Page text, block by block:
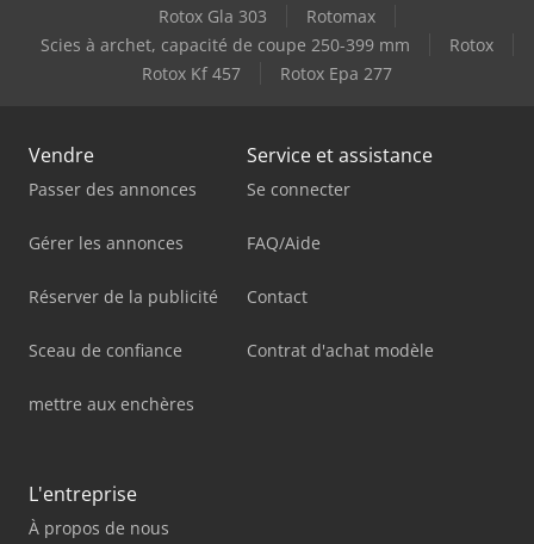
Rotox Gla 303
Rotomax
Scies à archet, capacité de coupe 250-399 mm
Rotox
Rotox Kf 457
Rotox Epa 277
Vendre
Passer des annonces
Gérer les annonces
Réserver de la publicité
Sceau de confiance
mettre aux enchères
Service et assistance
Se connecter
FAQ/Aide
Contact
Contrat d'achat modèle
L'entreprise
À propos de nous